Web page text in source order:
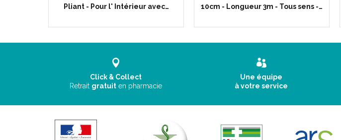
Pliant - Pour l' Intérieur avec…
10cm - Longueur 3m - Tous sens -…
Click & Collect
Retrait gratuit en pharmacie
Une équipe
à votre service